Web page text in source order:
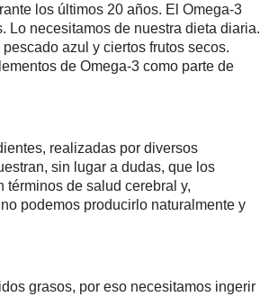
los últimos 20 años. El Omega-3
Lo necesitamos de nuestra dieta diaria.
azul y ciertos frutos secos.
de Omega-3 como parte de
realizadas por diversos
sin lugar a dudas, que los
de salud cerebral y,
podemos producirlo naturalmente y
grasos, por eso necesitamos ingerir